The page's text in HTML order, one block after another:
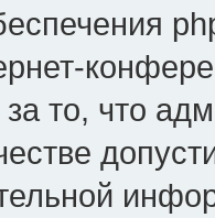
за то, что